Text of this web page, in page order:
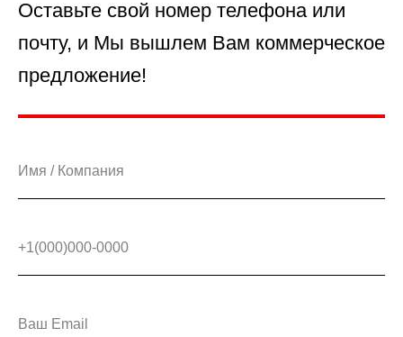
Оставьте свой номер телефона или
почту, и Мы вышлем Вам коммерческое
предложение!